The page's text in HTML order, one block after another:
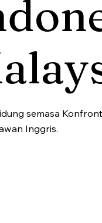
semasa
Inggris.